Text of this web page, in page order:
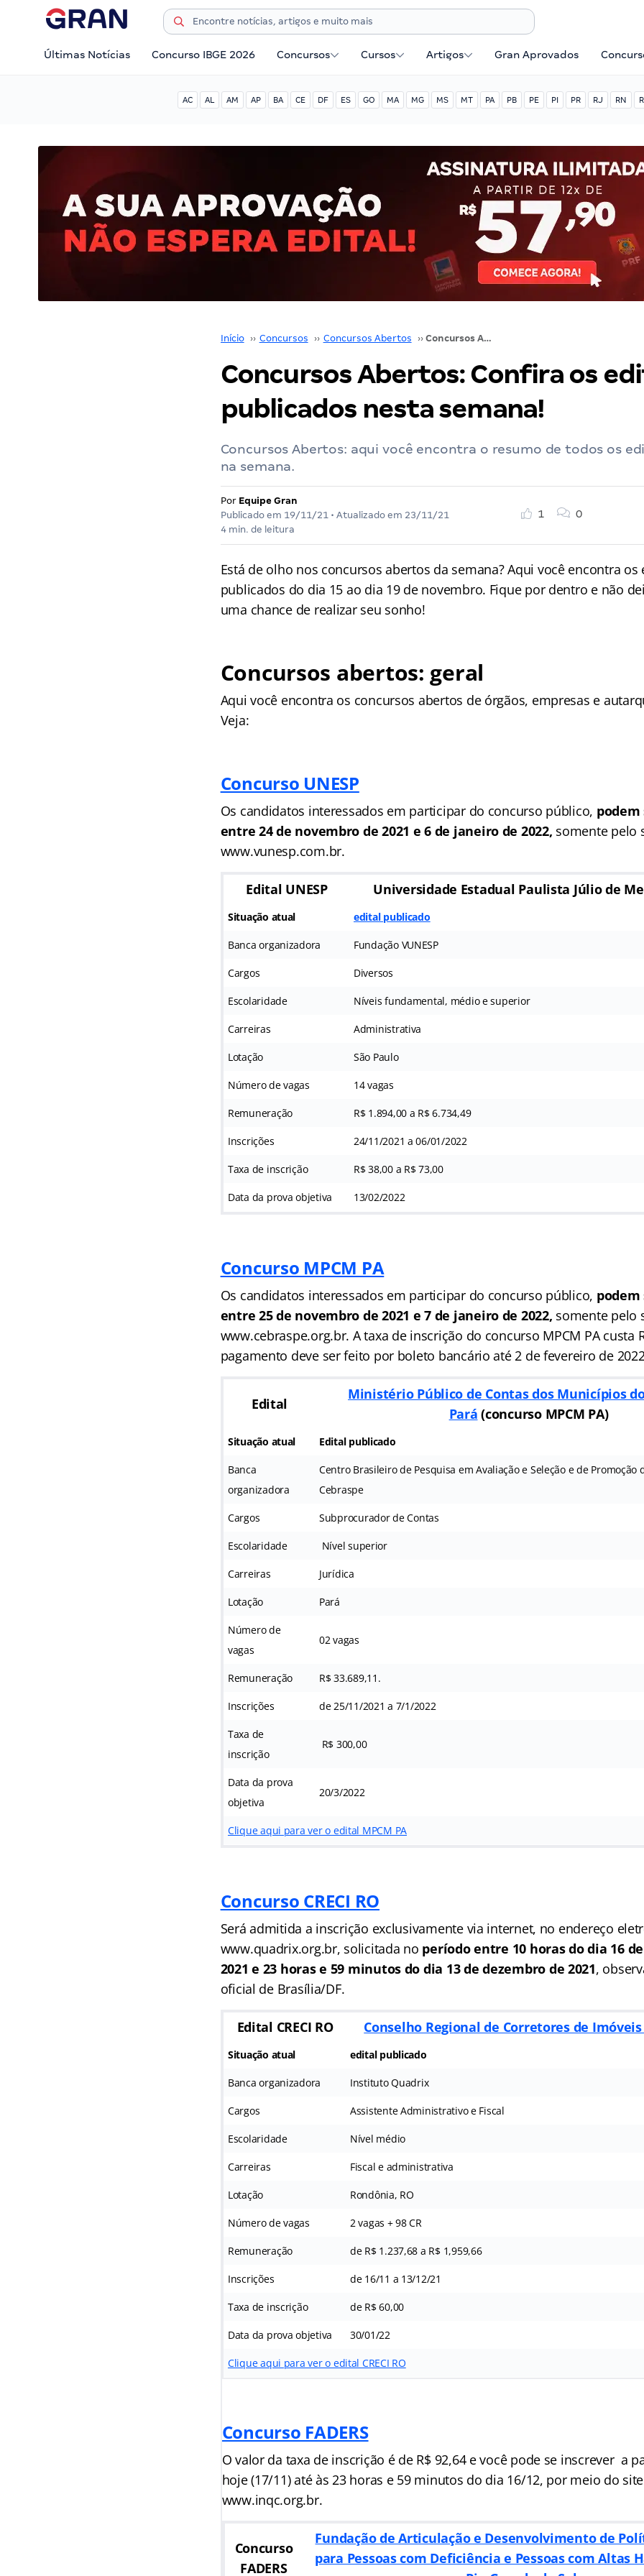
Últimas Notícias Concurso IBGE 2026 Concursos Cursos Artigos Gran Aprovados
AC AL AM AP BA CE DF ES GO MA MG MS MT PA PB PE PI PR RJ RN
Início ›› Concursos ›› Concursos Abertos ›› Concursos Abertos: Confira os editais publicados nesta semana!
Concursos Abertos: Confira os
publicados nesta semana!
Concursos Abertos: aqui você encontra o resumo de todos os
na semana.
Por Equipe Gran
Publicado em 19/11/21• Atualizado em 23/11/21
4 min. de leitura
1 0
Está de olho nos concursos abertos da semana? Aqui você encontra os
publicados do dia 15 ao dia 19 de novembro. Fique por dentro e não
uma chance de realizar seu sonho!
Concursos abertos: geral
Aqui você encontra os concursos abertos de órgãos, empresas e
Veja:
Concurso UNESP
Os candidatos interessados em participar do concurso público, podem
entre 24 de novembro de 2021 e 6 de janeiro de 2022, somente pelo
www.vunesp.com.br.
Edital UNESP Universidade Estadual Paulista Júlio de
Situação atual edital publicado
Banca organizadora Fundação VUNESP
Cargos Diversos
Escolaridade Níveis fundamental, médio e superior
Carreiras Administrativa
Lotação São Paulo
Número de vagas 14 vagas
Remuneração R$ 1.894,00 a R$ 6.734,49
Inscrições 24/11/2021 a 06/01/2022
Taxa de inscrição R$ 38,00 a R$ 73,00
Data da prova objetiva 13/02/2022
Concurso MPCM PA
Os candidatos interessados em participar do concurso público, podem
entre 25 de novembro de 2021 e 7 de janeiro de 2022, somente pelo
www.cebraspe.org.br. A taxa de inscrição do concurso MPCM PA custa
pagamento deve ser feito por boleto bancário até 2 de fevereiro de
Edital
Ministério Público de Contas dos Municípios
Pará (concurso MPCM PA)
Situação atual Edital publicado
Banca
organizadora
Centro Brasileiro de Pesquisa em Avaliação e Seleção e de Promoção
Cebraspe
Cargos Subprocurador de Contas
Escolaridade Nível superior
Carreiras Jurídica
Lotação Pará
Número de
vagas
02 vagas
Remuneração R$ 33.689,11.
Inscrições de 25/11/2021 a 7/1/2022
Taxa de
inscrição
R$ 300,00
Data da prova
objetiva
20/3/2022
Clique aqui para ver o edital MPCM PA
Concurso CRECI RO
Será admitida a inscrição exclusivamente via internet, no endereço
www.quadrix.org.br, solicitada no período entre 10 horas do dia 16
2021 e 23 horas e 59 minutos do dia 13 de dezembro de 2021,
oficial de Brasília/DF.
Edital CRECI RO Conselho Regional de Corretores de
Situação atual edital publicado
Banca organizadora Instituto Quadrix
Cargos Assistente Administrativo e Fiscal
Escolaridade Nível médio
Carreiras Fiscal e administrativa
Lotação Rondônia, RO
Número de vagas 2 vagas + 98 CR
Remuneração de R$ 1.237,68 a R$ 1,959,66
Inscrições de 16/11 a 13/12/21
Taxa de inscrição de R$ 60,00
Data da prova objetiva 30/01/22
Clique aqui para ver o edital CRECI RO
Concurso FADERS
O valor da taxa de inscrição é de R$ 92,64 e você pode se inscrever a
hoje (17/11) até às 23 horas e 59 minutos do dia 16/12, por meio do site
www.inqc.org.br.
Concurso
FADERS
Fundação de Articulação e Desenvolvimento de
para Pessoas com Deficiência e Pessoas com Altas